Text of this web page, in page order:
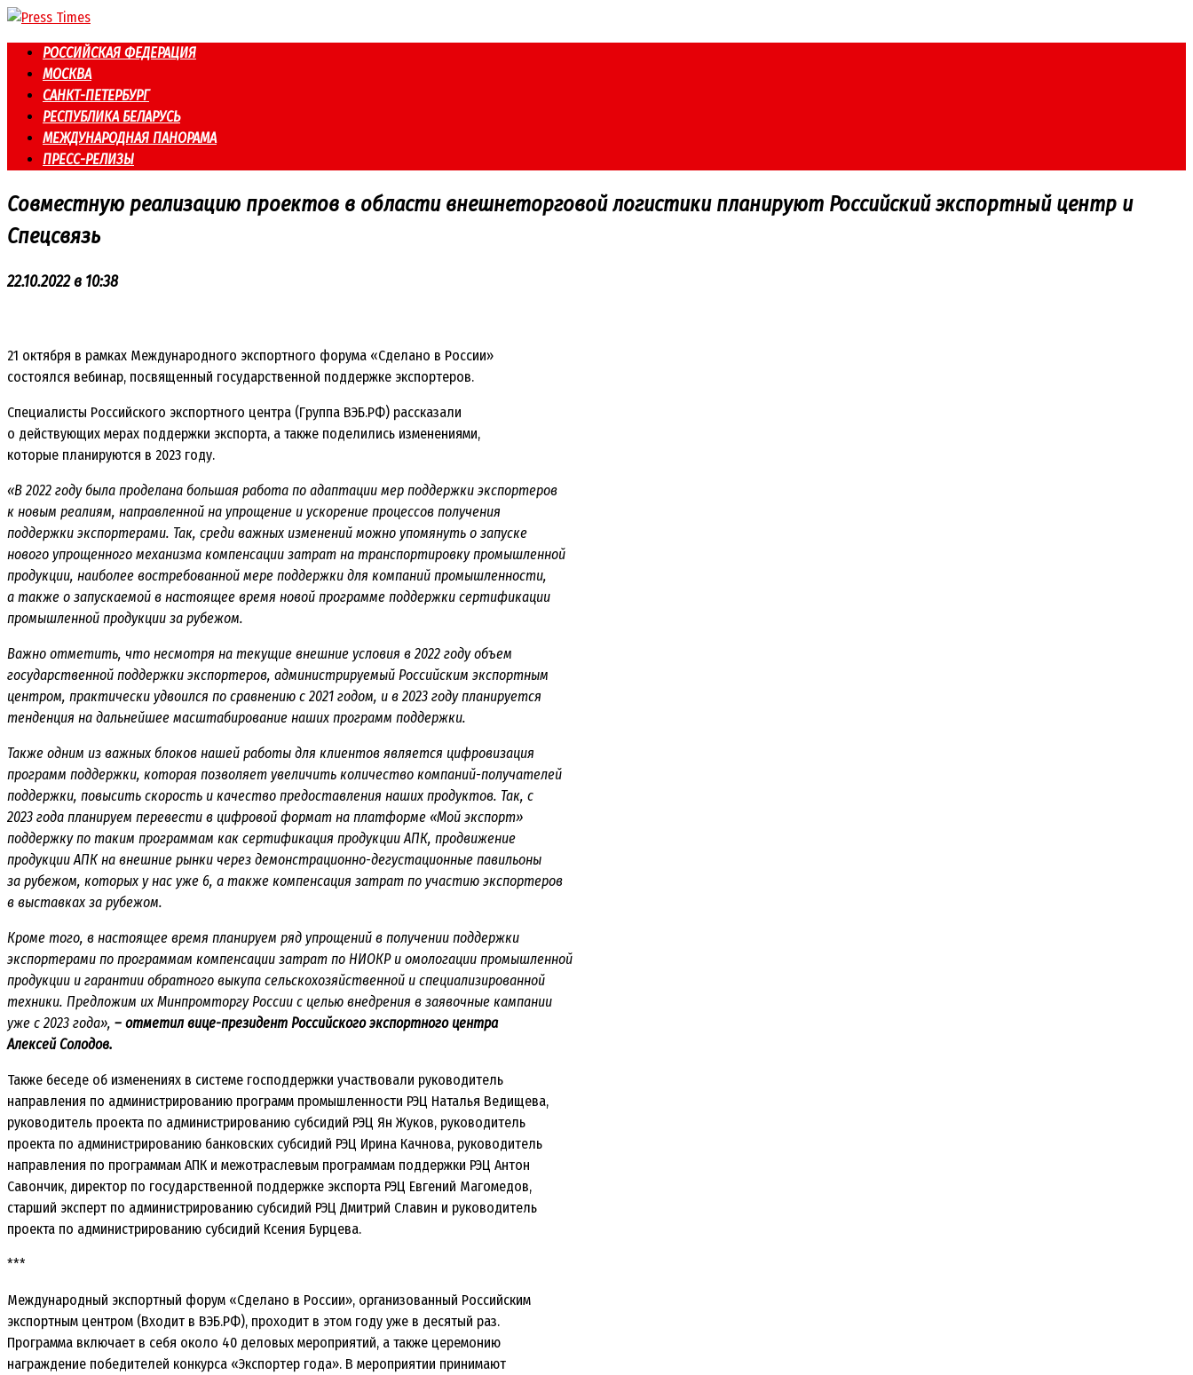
Перейти
контентуРОССИЙСКАЯ ФЕДЕРАЦИЯ
МОСКВА
САНКТ-ПЕТЕРБУРГ
РЕСПУБЛИКА БЕЛАРУСЬ
МЕЖДУНАРОДНАЯ ПАНОРАМА
ПРЕСС-РЕЛИЗЫ
Совместную реализацию проектов в области внешнеторговой логистики планируют Российский экспортный центр и
Спецсвязь
22.10.2022 в 10:38
21 октября в рамках Международного экспортного форума «Сделано в России»
состоялся вебинар, посвященный государственной поддержке экспортеров.
Специалисты Российского экспортного центра (Группа ВЭБ.РФ) рассказали
о действующих мерах поддержки экспорта, а также поделились изменениями,
которые планируются в 2023 году.
«В 2022 году была проделана большая работа по адаптации мер поддержки экспортеров
к новым реалиям, направленной на упрощение и ускорение процессов получения
поддержки экспортерами. Так, среди важных изменений можно упомянуть о запуске
нового упрощенного механизма компенсации затрат на транспортировку промышленной
продукции, наиболее востребованной мере поддержки для компаний промышленности,
а также о запускаемой в настоящее время новой программе поддержки сертификации
промышленной продукции за рубежом.
Важно отметить, что несмотря на текущие внешние условия в 2022 году объем
государственной поддержки экспортеров, администрируемый Российским экспортным
центром, практически удвоился по сравнению с 2021 годом, и в 2023 году планируется
тенденция на дальнейшее масштабирование наших программ поддержки.
Также одним из важных блоков нашей работы для клиентов является цифровизация
программ поддержки, которая позволяет увеличить количество компаний-получателей
поддержки, повысить скорость и качество предоставления наших продуктов. Так, с
2023 года планируем перевести в цифровой формат на платформе «Мой экспорт»
поддержку по таким программам как сертификация продукции АПК, продвижение
продукции АПК на внешние рынки через демонстрационно-дегустационные павильоны
за рубежом, которых у нас уже 6, а также компенсация затрат по участию экспортеров
в выставках за рубежом.
Кроме того, в настоящее время планируем ряд упрощений в получении поддержки
экспортерами по программам компенсации затрат по НИОКР и омологации промышленной
продукции и гарантии обратного выкупа сельскохозяйственной и специализированной
техники. Предложим их Минпромторгу России с целью внедрения в заявочные кампании
уже с 2023 года», – отметил вице-президент Российского экспортного центра
Алексей Солодов.
Также беседе об изменениях в системе господдержки участвовали руководитель
направления по администрированию программ промышленности РЭЦ Наталья Ведищева,
руководитель проекта по администрированию субсидий РЭЦ Ян Жуков, руководитель
проекта по администрированию банковских субсидий РЭЦ Ирина Качнова, руководитель
направления по программам АПК и межотраслевым программам поддержки РЭЦ Антон
Савончик, директор по государственной поддержке экспорта РЭЦ Евгений Магомедов,
старший эксперт по администрированию субсидий РЭЦ Дмитрий Славин и руководитель
проекта по администрированию субсидий Ксения Бурцева.
***
Международный экспортный форум «Сделано в России», организованный Российским
экспортным центром (Входит в ВЭБ.РФ), проходит в этом году уже в десятый раз.
Программа включает в себя около 40 деловых мероприятий, а также церемонию
награждение победителей конкурса «Экспортер года». В мероприятии принимают